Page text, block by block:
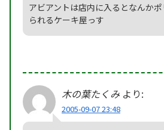
アビアントは店内に入るとなんか
られるケーキ屋っす
木の葉たくみ より:
2005-09-07 23:48